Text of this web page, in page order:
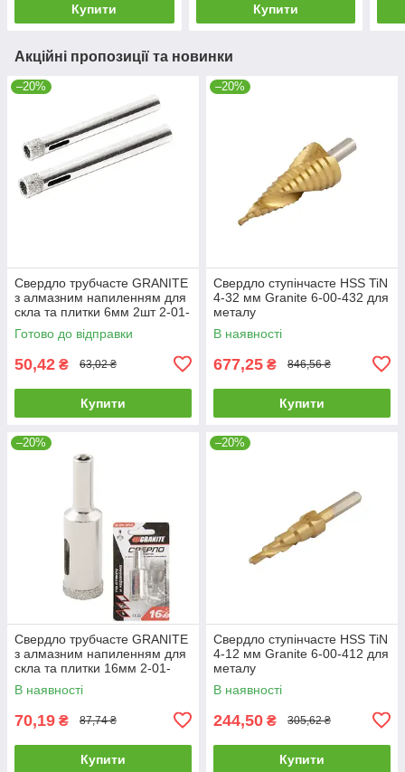
Купити Купити
Акційні пропозиції та новинки
–20%
Свердло трубчасте GRANITE
з алмазним напиленням для
скла та плитки 6мм 2шт 2-01-
206 |Сверло трубчатое
GRANITE с алмазным
Готово до відправки
50,42 ₴ 63,02 ₴
Купити
–20%
Свердло ступінчасте HSS TiN
4-32 мм Granite 6-00-432 для
металу
В наявності
677,25 ₴ 846,56 ₴
Купити
–20%
Свердло трубчасте GRANITE
з алмазним напиленням для
скла та плитки 16мм 2-01-
216 |Сверло трубчатое
GRANITE с алмазным
В наявності
70,19 ₴ 87,74 ₴
Купити
–20%
Свердло ступінчасте HSS TiN
4-12 мм Granite 6-00-412 для
металу
В наявності
244,50 ₴ 305,62 ₴
Купити